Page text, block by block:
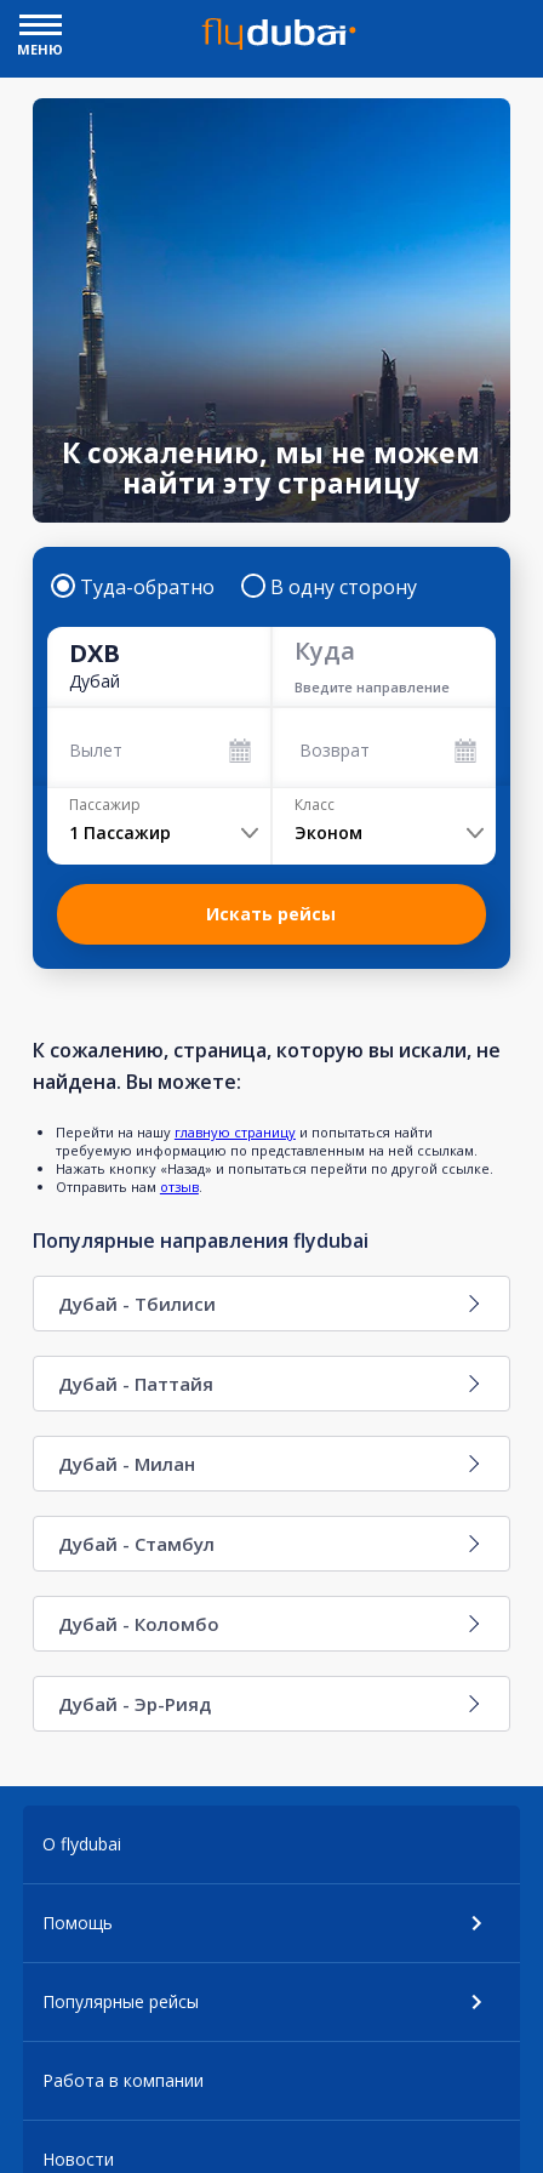
МЕНЮ
К сожалению, мы не можем
найти эту страницу
Туда-обратно В одну сторону
DXB
Дубай
Куда
Введите направление
Вылет Возврат
Пассажир
1 Пассажир
Класс
Эконом
Искать рейсы
К сожалению, страница, которую вы искали, не
найдена. Вы можете:
Перейти на нашу главную страницуи попытаться найти
требуемую информацию по представленным на ней ссылкам.
Нажать кнопку «Назад» и попытаться перейти по другой ссылке.
Отправить нам отзыв.
Популярные направления flydubai
Дубай - Тбилиси
Дубай - Паттайя
Дубай - Милан
Дубай - Стамбул
Дубай - Коломбо
Дубай - Эр-Рияд
О flydubai
Помощь
Популярные рейсы
Работа в компании
Новости